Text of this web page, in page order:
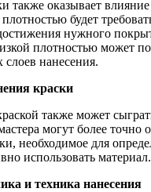
также оказывает
будет
нужного
плотностью может
нанесения.
краски
также может
могут более точно
необходимое для
использовать материал.
и техника нанесения